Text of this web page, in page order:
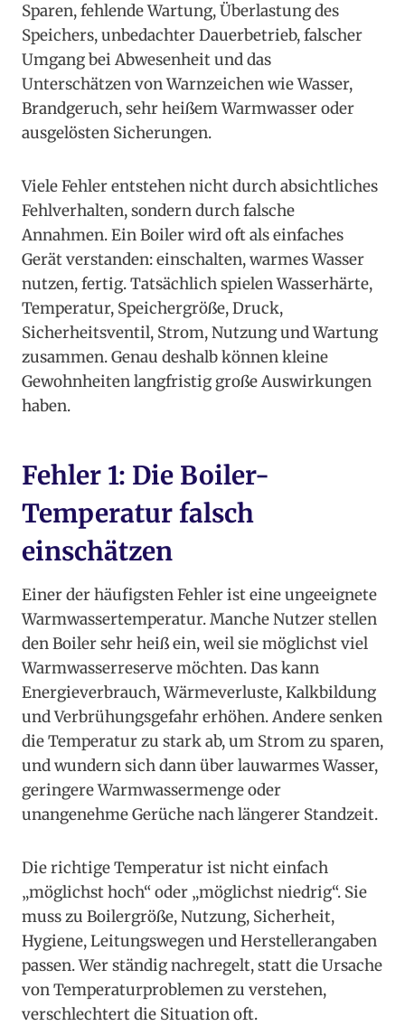
Sparen, fehlende Wartung, Überlastung des
Speichers, unbedachter Dauerbetrieb, falscher
Umgang bei Abwesenheit und das
Unterschätzen von Warnzeichen wie Wasser,
Brandgeruch, sehr heißem Warmwasser oder
ausgelösten Sicherungen.
Viele Fehler entstehen nicht durch absichtliches
Fehlverhalten, sondern durch falsche
Annahmen. Ein Boiler wird oft als einfaches
Gerät verstanden: einschalten, warmes Wasser
nutzen, fertig. Tatsächlich spielen Wasserhärte,
Temperatur, Speichergröße, Druck,
Sicherheitsventil, Strom, Nutzung und Wartung
zusammen. Genau deshalb können kleine
Gewohnheiten langfristig große Auswirkungen
haben.
Fehler 1: Die Boiler-
Temperatur falsch
einschätzen
Einer der häufigsten Fehler ist eine ungeeignete
Warmwassertemperatur. Manche Nutzer stellen
den Boiler sehr heiß ein, weil sie möglichst viel
Warmwasserreserve möchten. Das kann
Energieverbrauch, Wärmeverluste, Kalkbildung
und Verbrühungsgefahr erhöhen. Andere senken
die Temperatur zu stark ab, um Strom zu sparen,
und wundern sich dann über lauwarmes Wasser,
geringere Warmwassermenge oder
unangenehme Gerüche nach längerer Standzeit.
Die richtige Temperatur ist nicht einfach
„möglichst hoch“ oder „möglichst niedrig“. Sie
muss zu Boilergröße, Nutzung, Sicherheit,
Hygiene, Leitungswegen und Herstellerangaben
passen. Wer ständig nachregelt, statt die Ursache
von Temperaturproblemen zu verstehen,
verschlechtert die Situation oft.